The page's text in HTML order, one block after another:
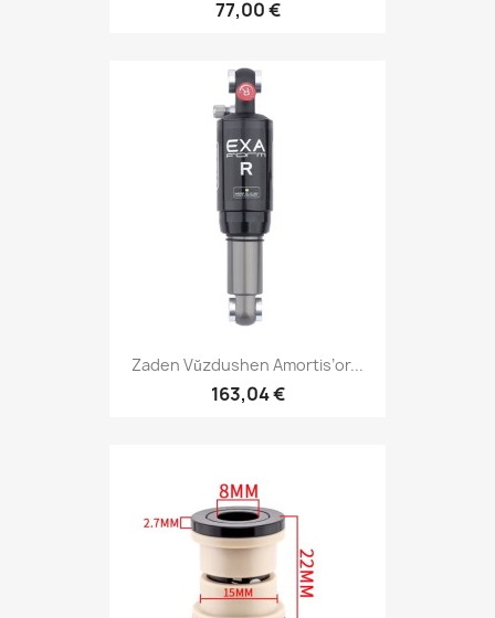
77,00 €
Zaden Vŭzdushen Amortis’or...
163,04 €